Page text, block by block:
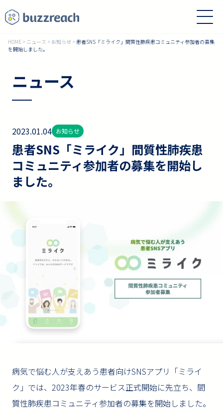
HOME > ニュース > お知らせ >患者SNS「ミライク」間質性肺疾患コミュニティ参加者の募集
を開始しました。
ニュース
2023.01.04 お知らせ
患者SNS「ミライク」間質性肺疾患
コミュニティ参加者の募集を開始し
ました。
病気で悩む人が支えあう患者向けSNSアプリ「ミライ
ク」では、2023年春のサービス正式開始に先立ち、間
質性肺疾患コミュニティ参加者の募集を開始しました。